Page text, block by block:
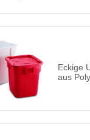
Eckige
aus